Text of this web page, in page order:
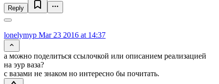
Reply
lonelymyp Mar 23 2016 at 14:37
а можно поделиться ссылочкой или описанием реализацией
на эур ваза?
с вазами не знаком но интересно бы почитать.